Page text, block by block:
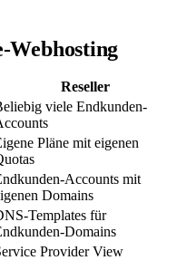
Webhosting
Reseller
viele Endkunden-
Pläne mit eigenen
Accounts mit
Domains
Templates für
Domains
Provider View